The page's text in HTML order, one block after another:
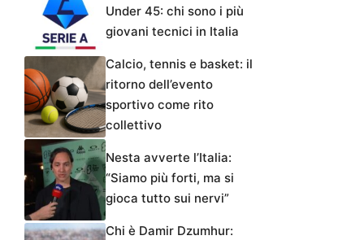
Under 45: chi sono i più
giovani tecnici in Italia
Calcio, tennis e basket: il
ritorno dell’evento
sportivo come rito
collettivo
Nesta avverte l’Italia:
“Siamo più forti, ma si
gioca tutto sui nervi”
Chi è Damir Dzumhur: